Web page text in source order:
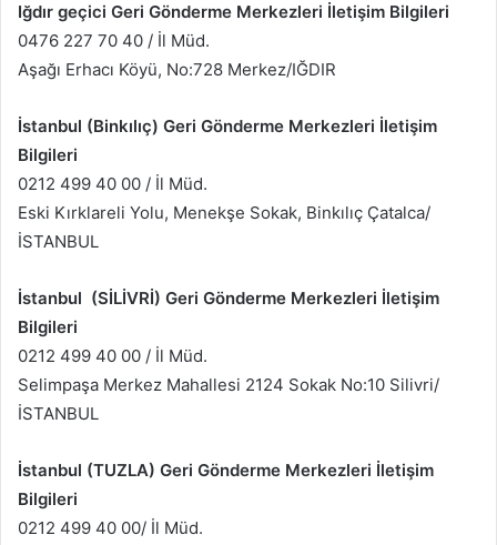
Iğdır geçici Geri Gönderme Merkezleri İletişim Bilgileri
0476 227 70 40 / İl Müd.
Aşağı Erhacı Köyü, No:728 Merkez/IĞDIR
İstanbul (Binkılıç) Geri Gönderme Merkezleri İletişim
Bilgileri
0212 499 40 00 / İl Müd.
Eski Kırklareli Yolu, Menekşe Sokak, Binkılıç Çatalca/
İSTANBUL
İstanbul (SİLİVRİ) Geri Gönderme Merkezleri İletişim
Bilgileri
0212 499 40 00 / İl Müd.
Selimpaşa Merkez Mahallesi 2124 Sokak No:10 Silivri/
İSTANBUL
İstanbul (TUZLA) Geri Gönderme Merkezleri İletişim
Bilgileri
0212 499 40 00/ İl Müd.